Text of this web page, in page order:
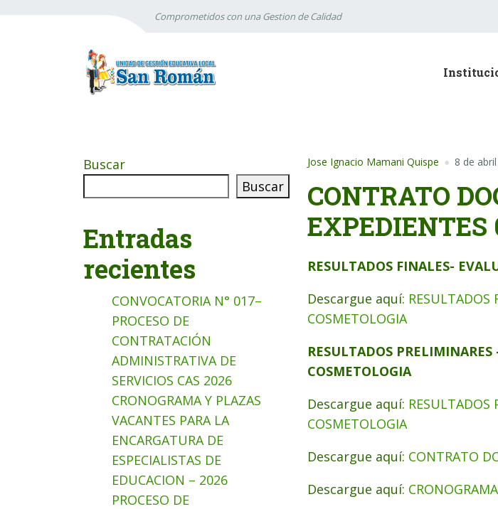
Comprometidos con una Gestion de Calidad
Jose Ignacio Mamani Quispe 8 de
CONTRATO
EXPEDIENTES
RESULTADOS FINALES-
Descargue aquí: RESULTADOS
COSMETOLOGIA
RESULTADOS
COSMETOLOGIA
Descargue aquí: RESULTADOS
COSMETOLOGIA
Descargue aquí: CONTRATO
Descargue aquí:
Buscar
Buscar
Entradas
recientes
CONVOCATORIA N° 017–
PROCESO DE
CONTRATACIÓN
ADMINISTRATIVA DE
SERVICIOS CAS 2026
CRONOGRAMA Y PLAZAS
VACANTES PARA LA
ENCARGATURA DE
ESPECIALISTAS DE
EDUCACION – 2026
PROCESO DE